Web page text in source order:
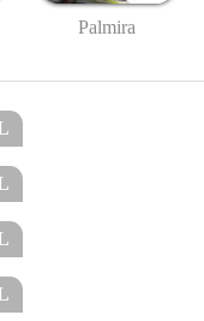
Palmira